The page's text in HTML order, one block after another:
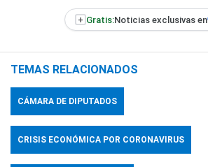
+ Gratis:Noticias exclusivas en
TEMAS RELACIONADOS
CÁMARA DE DIPUTADOS
CRISIS ECONÓMICA POR CORONAVIRUS